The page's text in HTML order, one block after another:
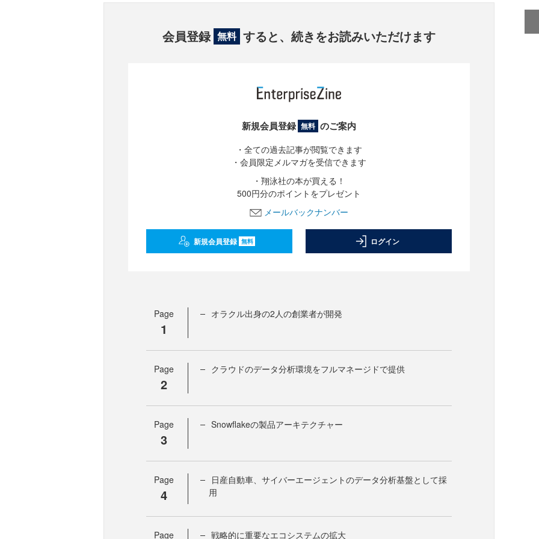
会員登録 無料 すると、続きをお読みいただけます
新規会員登録 無料 のご案内
・全ての過去記事が閲覧できます
・会員限定メルマガを受信できます
・翔泳社の本が買える！
500円分のポイントをプレゼント
メールバックナンバー
新規会員登録 無料 ログイン
Page
1
オラクル出身の2人の創業者が開発
Page
2
クラウドのデータ分析環境をフルマネージドで提供
Page
3
Snowflakeの製品アーキテクチャー
Page
4
日産自動車、サイバーエージェントのデータ分析基盤として採
用
Page 戦略的に重要なエコシステムの拡大